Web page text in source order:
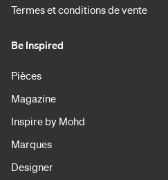
Termes et conditions de vente
Be Inspired
Pièces
Magazine
Inspire by Mohd
Marques
Designer